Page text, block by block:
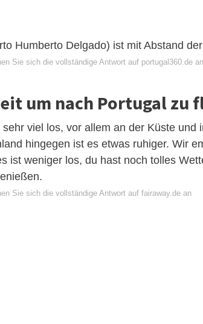
Humberto Delgado) ist mit Abstand
Sie sich die vollständige Antwort auf portugal360.de an
um nach Portugal zu
viel los, vor allem an der Küste und
hingegen ist es etwas ruhiger. Wir
ist weniger los, du hast noch tolles
Sie sich die vollständige Antwort auf fairaway.de an